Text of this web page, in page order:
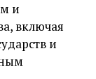
и
включая
и